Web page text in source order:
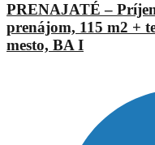
PRENAJATÉ –
prenájom, 115 m2 +
mesto, BA I